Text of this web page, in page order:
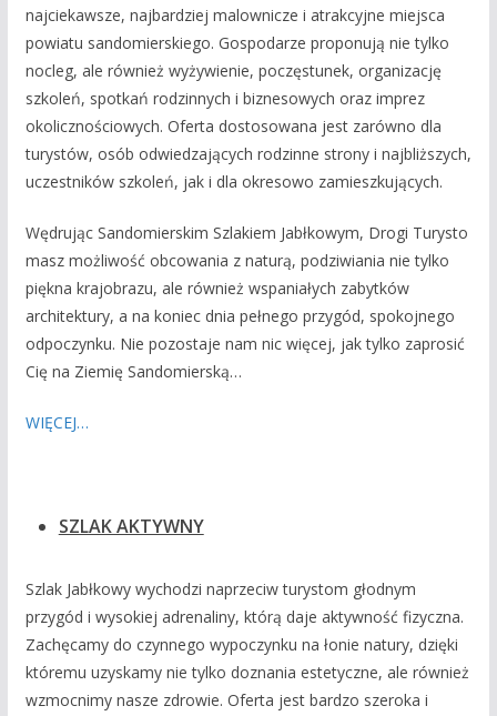
najciekawsze, najbardziej malownicze i atrakcyjne miejsca
powiatu sandomierskiego. Gospodarze proponują nie tylko
nocleg, ale również wyżywienie, poczęstunek, organizację
szkoleń, spotkań rodzinnych i biznesowych oraz imprez
okolicznościowych. Oferta dostosowana jest zarówno dla
turystów, osób odwiedzających rodzinne strony i najbliższych,
uczestników szkoleń, jak i dla okresowo zamieszkujących.
Wędrując Sandomierskim Szlakiem Jabłkowym, Drogi Turysto
masz możliwość obcowania z naturą, podziwiania nie tylko
piękna krajobrazu, ale również wspaniałych zabytków
architektury, a na koniec dnia pełnego przygód, spokojnego
odpoczynku. Nie pozostaje nam nic więcej, jak tylko zaprosić
Cię na Ziemię Sandomierską…
WIĘCEJ…
SZLAK AKTYWNY
Szlak Jabłkowy wychodzi naprzeciw turystom głodnym
przygód i wysokiej adrenaliny, którą daje aktywność fizyczna.
Zachęcamy do czynnego wypoczynku na łonie natury, dzięki
któremu uzyskamy nie tylko doznania estetyczne, ale również
wzmocnimy nasze zdrowie. Oferta jest bardzo szeroka i